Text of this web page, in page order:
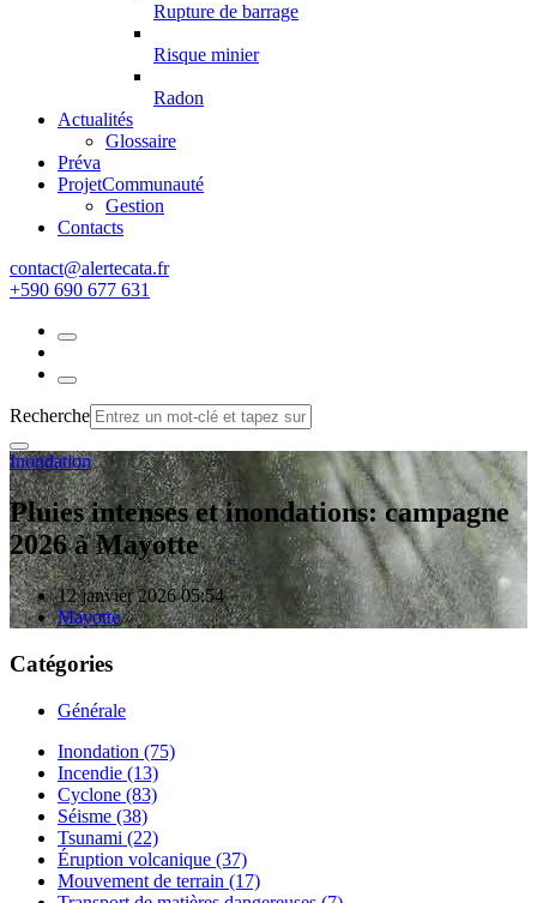
Rupture de barrage
Risque minier
Radon
Actualités
Glossaire
Préva
ProjetCommunauté
Gestion
Contacts
rf.atacetrela@tcatnoc
+590 690 677 631
Recherche
Inondation
Pluies intenses et inondations: campagne
2026 à Mayotte
12 janvier 2026 05:54
Mayotte
Catégories
Générale
Inondation (75)
Incendie (13)
Cyclone (83)
Séisme (38)
Tsunami (22)
Éruption volcanique (37)
Mouvement de terrain (17)